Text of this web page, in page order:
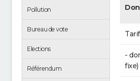
Pollution
Bureau de vote
Elections
Référendum
-
fixe)